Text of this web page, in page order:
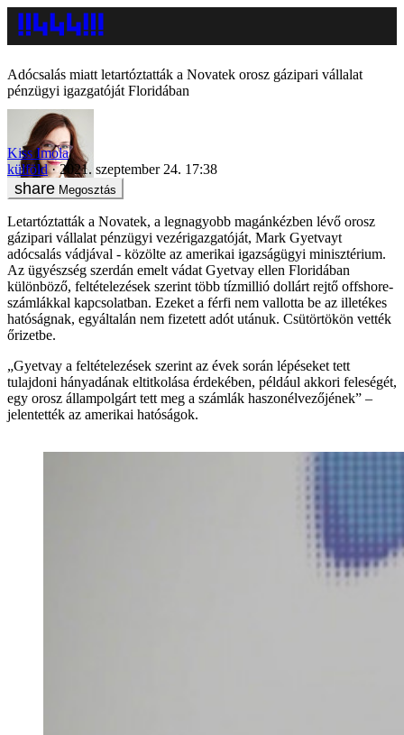
Adócsalás miatt letartóztatták a Novatek orosz gázipari vállalat
pénzügyi igazgatóját Floridában
Kiss Imola
külföld
2021. szeptember 24. 17:38
Megosztás
Letartóztatták a Novatek, a legnagyobb magánkézben lévő orosz
gázipari vállalat pénzügyi vezérigazgatóját, Mark Gyetvayt
adócsalás vádjával - közölte az amerikai igazságügyi minisztérium.
Az ügyészség szerdán emelt vádat Gyetvay ellen Floridában
különböző, feltételezések szerint több tízmillió dollárt rejtő offshore-
számlákkal kapcsolatban. Ezeket a férfi nem vallotta be az illetékes
hatóságnak, egyáltalán nem fizetett adót utánuk. Csütörtökön vették
őrizetbe.
„Gyetvay a feltételezések szerint az évek során lépéseket tett
tulajdoni hányadának eltitkolása érdekében, például akkori feleségét,
egy orosz állampolgárt tett meg a számlák haszonélvezőjének” –
jelentették az amerikai hatóságok.